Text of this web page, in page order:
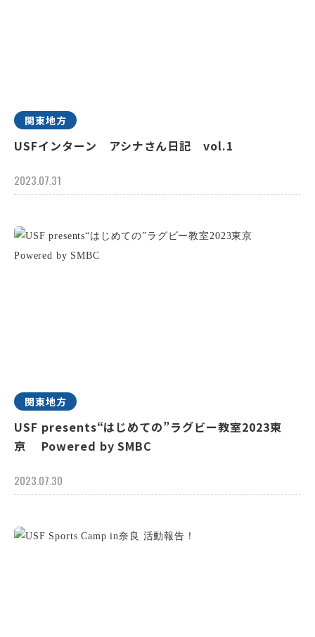
関東地方
USFインターン アシナさん日記 vol.1
2023.07.31
関東地方
USF presents“はじめての”ラグビー教室2023東
京 Powered by SMBC
2023.07.30